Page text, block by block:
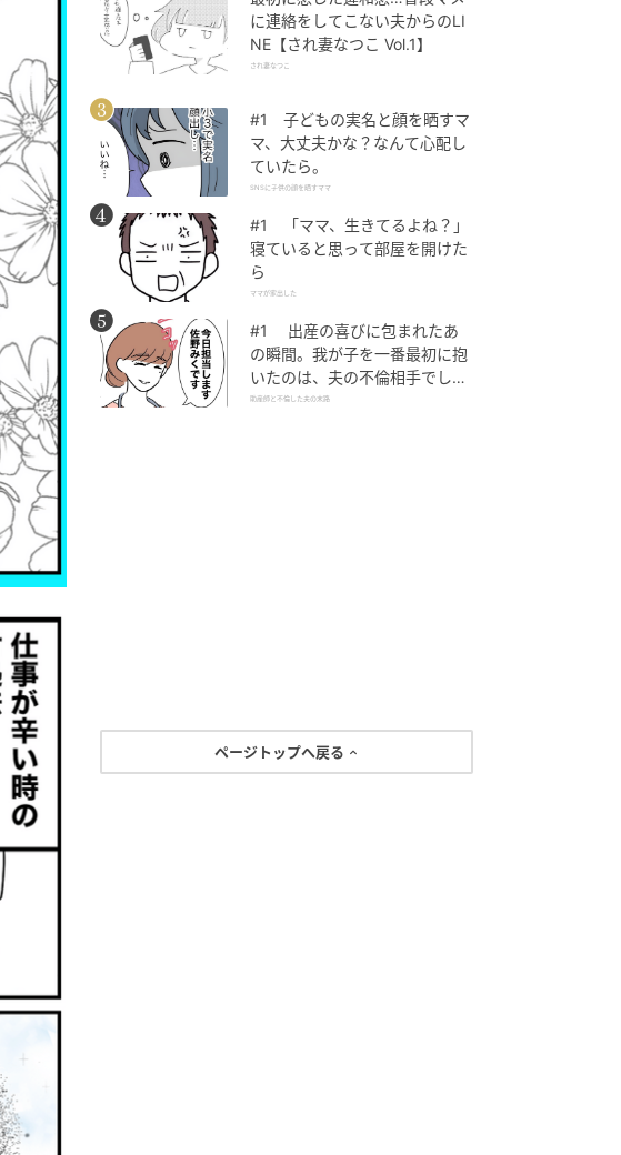
に連絡をしてこない夫からのLI
NE【され妻なつこ Vol.1】
され妻なつこ
#1 子どもの実名と顔を晒すマ
マ、大丈夫かな？なんて心配し
ていたら。
SNSに子供の顔を晒すママ
#1 「ママ、生きてるよね？」
寝ていると思って部屋を開けた
ら
ママが家出した
#1 出産の喜びに包まれたあ
の瞬間。我が子を一番最初に抱
いたのは、夫の不倫相手でし
た。
助産師と不倫した夫の末路
ページトップへ戻る